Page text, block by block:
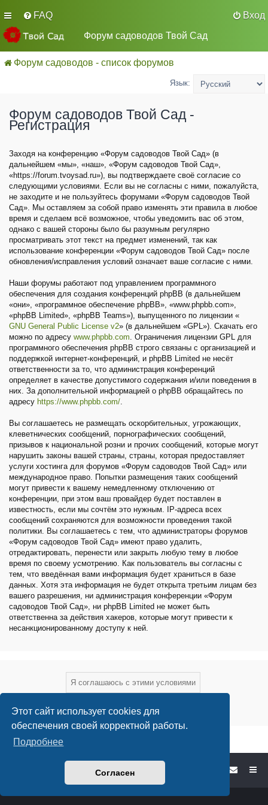
Этот сайт использует cookies для
обеспечения своей корректной работы.
Подробнее
Согласен
FAQ
Вход
Форум садоводов Твой Сад
Форум садоводов - список форумов
Язык:
Форум садоводов Твой Сад -
Регистрация
Заходя на конференцию «Форум садоводов Твой Сад» (в
дальнейшем «мы», «наш», «Форум садоводов Твой Сад»,
«https://forum.tvoysad.ru»), вы подтверждаете своё согласие со
следующими условиями. Если вы не согласны с ними, пожалуйста,
не заходите и не пользуйтесь форумами «Форум садоводов Твой
Сад». Мы оставляем за собой право изменять эти правила в любое
время и сделаем всё возможное, чтобы уведомить вас об этом,
однако с вашей стороны было бы разумным регулярно
просматривать этот текст на предмет изменений, так как
использование конференции «Форум садоводов Твой Сад» после
обновления/исправления условий означает ваше согласие с ними.
Наши форумы работают под управлением программного
обеспечения для создания конференций phpBB (в дальнейшем
«они», «программное обеспечение phpBB», «www.phpbb.com»,
«phpBB Limited», «phpBB Teams»), выпущенного по лицензии «
GNU General Public License v2» (в дальнейшем «GPL»). Скачать его
можно по адресу www.phpbb.com. Ограничения лицензии GPL для
программного обеспечения phpBB строго связаны с организацией и
поддержкой интернет-конференций, и phpBB Limited не несёт
ответственности за то, что администрация конференций
определяет в качестве допустимого содержания и/или поведения в
них. За дополнительной информацией о phpBB обращайтесь по
адресу https://www.phpbb.com/.
Вы соглашаетесь не размещать оскорбительных, угрожающих,
клеветнических сообщений, порнографических сообщений,
призывов к национальной розни и прочих сообщений, которые могут
нарушить законы вашей страны, страны, которая предоставляет
услуги хостинга для форумов «Форум садоводов Твой Сад» или
международное право. Попытки размещения таких сообщений
могут привести к вашему немедленному отключению от
конференции, при этом ваш провайдер будет поставлен в
известность, если мы сочтём это нужным. IP-адреса всех
сообщений сохраняются для возможности проведения такой
политики. Вы соглашаетесь с тем, что администраторы форумов
«Форум садоводов Твой Сад» имеют право удалить,
отредактировать, перенести или закрыть любую тему в любое
время по своему усмотрению. Как пользователь вы согласны с
тем, что введённая вами информация будет храниться в базе
данных. Хотя эта информация не будет открыта третьим лицам без
вашего разрешения, ни администрация конференции «Форум
садоводов Твой Сад», ни phpBB Limited не может быть
ответственна за действия хакеров, которые могут привести к
несанкционированному доступу к ней.
Форум садоводов - список форумов